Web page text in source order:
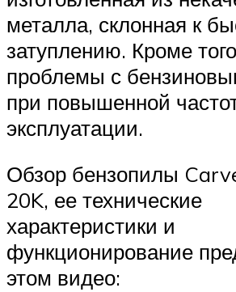
металла, склонная к
затуплению. Кроме
проблемы с
при повышенной
эксплуатации.
Обзор бензопилы
20K, ее технические
характеристики и
функционирование
этом видео: